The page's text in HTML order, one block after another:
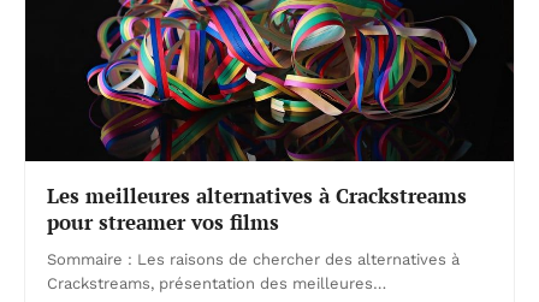
Les meilleures alternatives à Crackstreams
pour streamer vos films
Sommaire : Les raisons de chercher des alternatives à
Crackstreams, présentation des meilleures…